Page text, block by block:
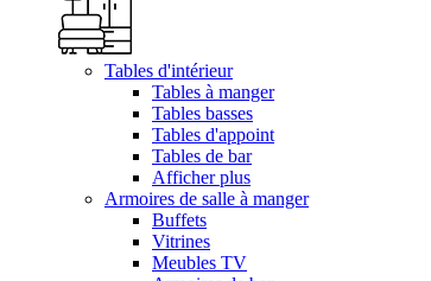
Tables d'intérieur
Tables à manger
Tables basses
Tables d'appoint
Tables de bar
Afficher plus
Armoires de salle à manger
Buffets
Vitrines
Meubles TV